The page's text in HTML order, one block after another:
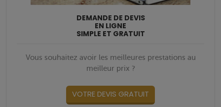
DEMANDE DE DEVIS
EN LIGNE
SIMPLE ET GRATUIT
Vous souhaitez avoir les meilleures prestations au
meilleur prix ?
VOTRE DEVIS GRATUIT